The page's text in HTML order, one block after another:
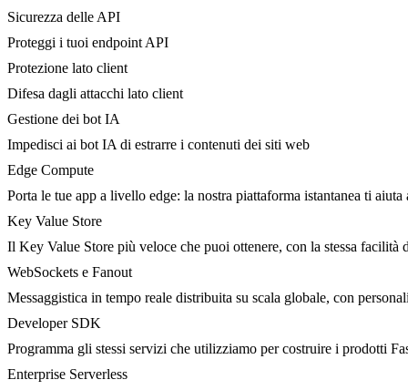
Sicurezza delle API
Proteggi i tuoi endpoint API
Protezione lato client
Difesa dagli attacchi lato client
Gestione dei bot IA
Impedisci ai bot IA di estrarre i contenuti dei siti web
Edge Compute
Porta le tue app a livello edge: la nostra piattaforma istantanea ti
Key Value Store
Il Key Value Store più veloce che puoi ottenere, con la stessa
WebSockets e Fanout
Messaggistica in tempo reale distribuita su scala globale, con
Developer SDK
Programma gli stessi servizi che utilizziamo per costruire i prodotti
Enterprise Serverless